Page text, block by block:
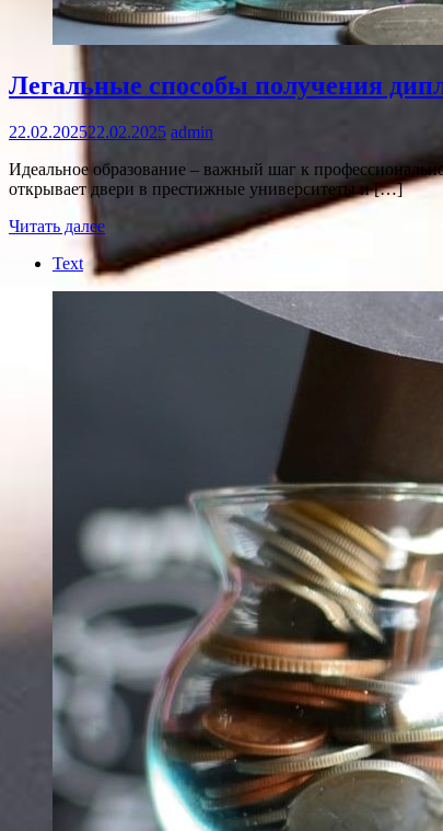
Легальные способы получения
22.02.202522.02.2025 admin
Идеальное образование – важный шаг к
открывает двери в престижные университеты и […]
Читать далее
Text